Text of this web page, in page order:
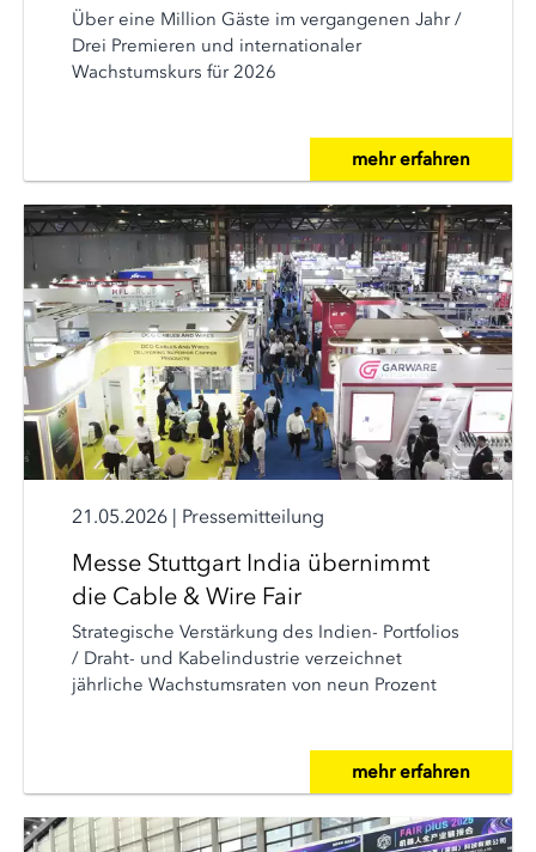
Über eine Million Gäste im vergangenen Jahr /
Drei Premieren und internationaler
Wachstumskurs für 2026
mehr erfahren
21.05.2026 | Pressemitteilung
Messe Stuttgart India übernimmt
die Cable & Wire Fair
Strategische Verstärkung des Indien- Portfolios
/ Draht- und Kabelindustrie verzeichnet
jährliche Wachstumsraten von neun Prozent
mehr erfahren